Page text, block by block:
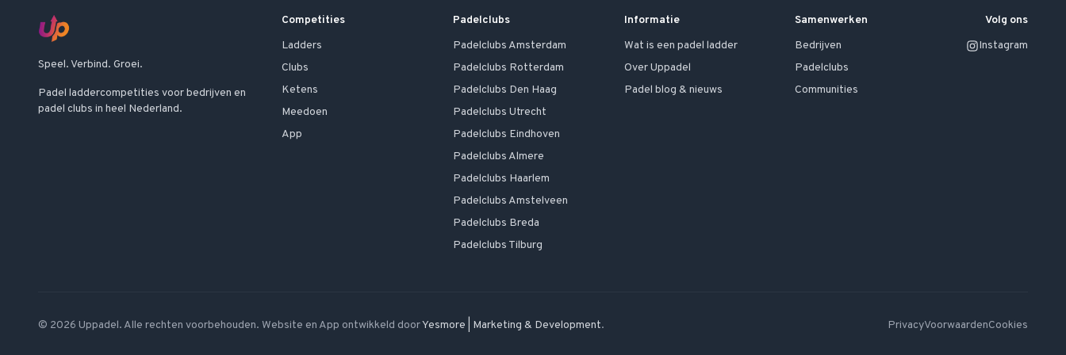
Speel. Verbind. Groei.
Padel laddercompetities voor bedrijven en
padel clubs in heel Nederland.
Competities
Ladders
Clubs
Ketens
Meedoen
App
Padelclubs
Padelclubs Amsterdam
Padelclubs Rotterdam
Padelclubs Den Haag
PadelclubsUtrecht
Padelclubs Eindhoven
Padelclubs Almere
Padelclubs Haarlem
Padelclubs Amstelveen
Padelclubs Breda
Padelclubs Tilburg
Informatie
Wat is een padel ladder
Over Uppadel
Padel blog & nieuws
Samenwerken
Bedrijven
Padelclubs
Communities
Volg ons
Instagram
© 2026 Uppadel. Alle rechten voorbehouden. Website en App ontwikkeld doorYesmore | Marketing & Development. PrivacyVoorwaardenCookies